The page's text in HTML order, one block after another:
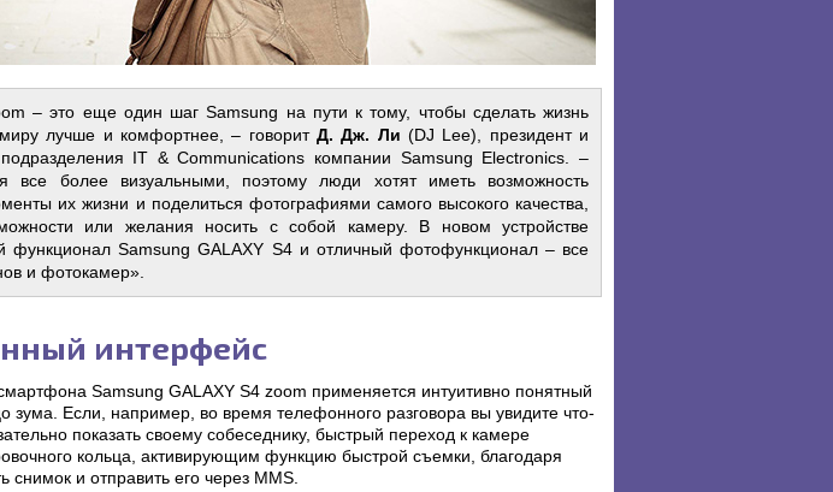
– это еще один шаг Samsung на пути к тому, чтобы сделать жизнь
лучше и комфортнее, – говорит Д. Дж. Ли (DJ Lee), президент и
IT & Communications компании Samsung Electronics. –
все более визуальными, поэтому люди хотят иметь возможность
их жизни и поделиться фотографиями самого высокого качества,
или желания носить с собой камеру. В новом устройстве
функционал Samsung GALAXY S4 и отличный фотофункционал – все
и фотокамер».
интерфейс
Samsung GALAXY S4 zoom применяется интуитивно понятный
зума. Если, например, во время телефонного разговора вы увидите что-
показать своему собеседнику, быстрый переход к камере
кольца, активирующим функцию быстрой съемки, благодаря
и отправить его через MMS.